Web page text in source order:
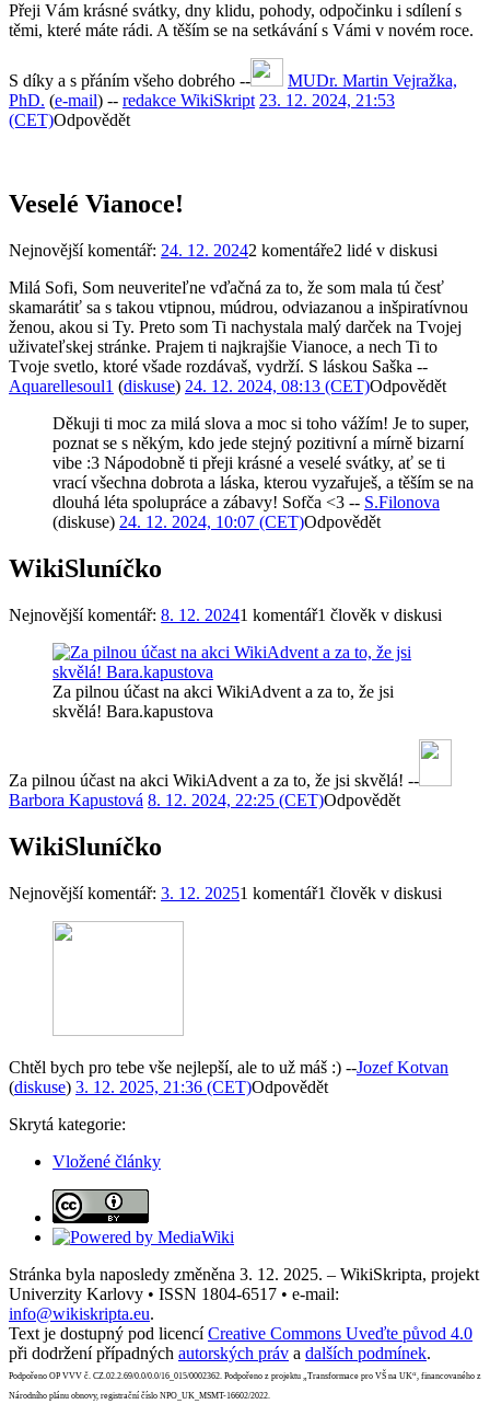
Přeji Vám krásné svátky, dny klidu, pohody, odpočinku i sdílení s
těmi, které máte rádi. A těším se na setkávání s Vámi v novém roce.
S díky a s přáním všeho dobrého --
MUDr. Martin Vejražka,
PhD. (e-mail) -- redakce WikiSkript 23. 12. 2024, 21:53
(CET)Odpovědět
Veselé Vianoce!
Nejnovější komentář: 24. 12. 20242 komentáře2 lidé v diskusi
Milá Sofi, Som neuveriteľne vďačná za to, že som mala tú česť
skamarátiť sa s takou vtipnou, múdrou, odviazanou a inšpiratívnou
ženou, akou si Ty. Preto som Ti nachystala malý darček na Tvojej
uživateľskej stránke. Prajem ti najkrajšie Vianoce, a nech Ti to
Tvoje svetlo, ktoré všade rozdávaš, vydrží. S láskou Saška --
Aquarellesoul1 (diskuse) 24. 12. 2024, 08:13 (CET)Odpovědět
Děkuji ti moc za milá slova a moc si toho vážím! Je to super,
poznat se s někým, kdo jede stejný pozitivní a mírně bizarní
vibe :3 Nápodobně ti přeji krásné a veselé svátky, ať se ti
vrací všechna dobrota a láska, kterou vyzařuješ, a těším se na
dlouhá léta spolupráce a zábavy! Sofča <3 -- S.Filonova
(diskuse) 24. 12. 2024, 10:07 (CET)Odpovědět
WikiSluníčko
Nejnovější komentář: 8. 12. 20241 komentář1 člověk v diskusi
Za pilnou účast na akci WikiAdvent a za to, že jsi
skvělá! Bara.kapustova
Za pilnou účast na akci WikiAdvent a za to, že jsi skvělá! --
Barbora Kapustová 8. 12. 2024, 22:25 (CET)Odpovědět
WikiSluníčko
Nejnovější komentář: 3. 12. 20251 komentář1 člověk v diskusi
Chtěl bych pro tebe vše nejlepší, ale to už máš :) --Jozef Kotvan
(diskuse) 3. 12. 2025, 21:36 (CET)Odpovědět
Skrytá kategorie:
Vložené články
Stránka byla naposledy změněna 3. 12. 2025. – WikiSkripta, projekt
Univerzity Karlovy • ISSN 1804-6517 • e-mail:
info@wikiskripta.eu.
Text je dostupný pod licencíCreative Commons Uveďte původ 4.0
při dodržení případných autorských práv a dalších podmínek.
Podpořeno OP VVV č. CZ.02.2.69/0.0/0.0/16_015/0002362. Podpořeno z projektu „Transformace pro VŠ na UK“, financovaného z
Národního plánu obnovy, registrační číslo NPO_UK_MSMT-16602/2022.